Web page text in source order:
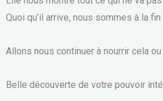
Quoi qu’il arrive, nous sommes à la fin
Allons nous continuer à nourrir cela
Belle découverte de votre pouvoir